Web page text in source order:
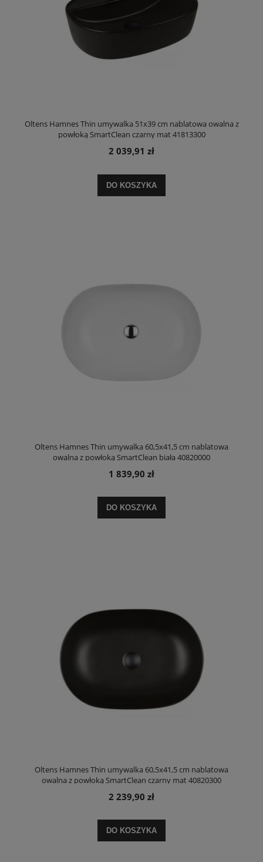
Oltens Hamnes Thin umywalka 51x39 cm nablatowa owalna z
powłoką SmartClean czarny mat 41813300
2 039,91 zł
DO KOSZYKA
Oltens Hamnes Thin umywalka 60,5x41,5 cm nablatowa
owalna z powłoką SmartClean biała 40820000
1 839,90 zł
DO KOSZYKA
Oltens Hamnes Thin umywalka 60,5x41,5 cm nablatowa
owalna z powłoką SmartClean czarny mat 40820300
2 239,90 zł
DO KOSZYKA